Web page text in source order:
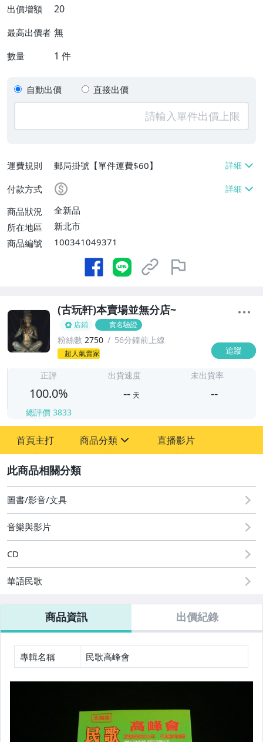
出價增額 20
最高出價者 無
數量 1 件
自動出價 直接出價
運費規則
郵局掛號【單件運費$60】
付款方式
商品狀況
全新品
所在地區
新北市
商品編號
100341049371
(古玩軒)本賣場並無分店~
店鋪 實名驗證
粉絲數 2750 56分鐘前上線
超人氣賣家 追蹤
-
正評
100.0%
總評價 3833
出貨速度
-- 天
未出貨率
--
首頁主打 商品分類
其它
直播影片
圖書/影音/文具
音樂與影片
CD
華語民歌
商品資訊 出價紀錄
專輯名稱 民歌高峰會